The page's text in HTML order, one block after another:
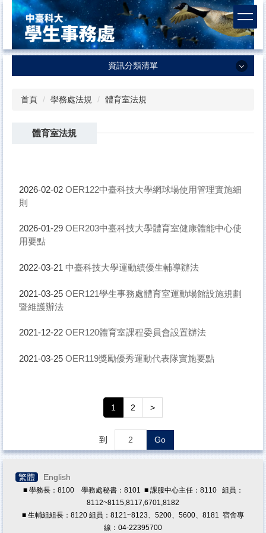
到
主
要
內
資訊分類清單
課外活動及服務學習中心
諮商輔導中心
體育室
軍訓室
原住民族學生資源中心
學務處法規
導師專區
學生版行事曆
學輔工作經費
首頁 學務處法規 體育室法規
體育室法規
2026-02-02 OER122中臺科技大學網球場使用管理實施細
則
2026-01-29 OER203中臺科技大學體育室健康體能中心使
用要點
2022-03-21 中臺科技大學運動績優生輔導辦法
2021-03-25 OER121學生事務處體育室運動場館設施規劃
暨維護辦法
2021-12-22 OER120體育室課程委員會設置辦法
2021-03-25 OER119獎勵優秀運動代表隊實施要點
1 2 >
到 Go
繁體 English
■ 學務長：8100 學務處秘書：8101 ■ 課服中心主任：8110 組員：
8112~8115,8117,6701,8182
■ 生輔組組長：8120 組員：8121~8123、5200、5600、8181 宿舍專
線：04-22395700